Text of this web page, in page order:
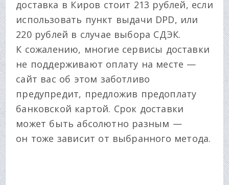
доставка в Киров стоит 213 рублей, если
использовать пункт выдачи DPD, или
220 рублей в случае выбора СДЭК.
К сожалению, многие сервисы доставки
не поддерживают оплату на месте —
сайт вас об этом заботливо
предупредит, предложив предоплату
банковской картой. Срок доставки
может быть абсолютно разным —
он тоже зависит от выбранного метода.